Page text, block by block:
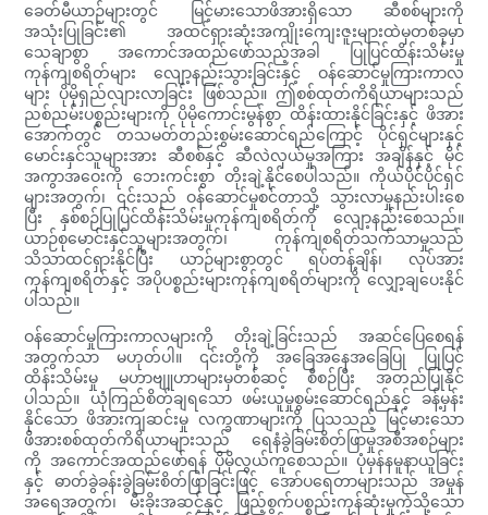
ခေတ်မီယာဉ်များတွင် မြင့်မားသောဖိအားရှိသော ဆီစစ်များကို
အသုံးပြုခြင်း၏ အထင်ရှားဆုံးအကျိုးကျေးဇူးများထဲမှတစ်ခုမှာ
သေချာစွာ အကောင်အထည်ဖော်သည့်အခါ ပြုပြင်ထိန်းသိမ်းမှု
ကုန်ကျစရိတ်များ လျော့နည်းသွားခြင်းနှင့် ဝန်ဆောင်မှုကြားကာလ
များ ပိုမိုရှည်လျားလာခြင်း ဖြစ်သည်။ ဤစစ်ထုတ်ကိရိယာများသည်
ညစ်ညမ်းပစ္စည်းများကို ပိုမိုကောင်းမွန်စွာ ထိန်းထားနိုင်ခြင်းနှင့် ဖိအား
အောက်တွင် တသမတ်တည်းစွမ်းဆောင်ရည်ကြောင့် ပိုင်ရှင်များနှင့်
မောင်းနှင်သူများအား ဆီစစ်နှင့် ဆီလဲလှယ်မှုအကြား အချိန်နှင့် မိုင်
အကွာအဝေးကို ဘေးကင်းစွာ တိုးချဲ့နိုင်စေပါသည်။ ကိုယ်ပိုင်ပိုင်ရှင်
များအတွက်၊ ၎င်းသည် ဝန်ဆောင်မှုစင်တာသို့ သွားလာမှုနည်းပါးစေ
ပြီး နှစ်စဉ်ပြုပြင်ထိန်းသိမ်းမှုကုန်ကျစရိတ်ကို လျော့နည်းစေသည်။
ယာဉ်စုမောင်းနှင်သူများအတွက်၊ ကုန်ကျစရိတ်သက်သာမှုသည်
သိသာထင်ရှားနိုင်ပြီး ယာဉ်များစွာတွင် ရပ်တန့်ချိန်၊ လုပ်အား
ကုန်ကျစရိတ်နှင့် အပိုပစ္စည်းများကုန်ကျစရိတ်များကို လျှော့ချပေးနိုင်
ပါသည်။
ဝန်ဆောင်မှုကြားကာလများကို တိုးချဲ့ခြင်းသည် အဆင်ပြေစေရန်
အတွက်သာ မဟုတ်ပါ။ ၎င်းတို့ကို အခြေအနေအခြေပြု ပြုပြင်
ထိန်းသိမ်းမှု မဟာဗျူဟာများမှတစ်ဆင့် စီစဉ်ပြီး အတည်ပြုနိုင်
ပါသည်။ ယုံကြည်စိတ်ချရသော ဖမ်းယူမှုစွမ်းဆောင်ရည်နှင့် ခန့်မှန်း
နိုင်သော ဖိအားကျဆင်းမှု လက္ခဏာများကို ပြသသည့် မြင့်မားသော
ဖိအားစစ်ထုတ်ကိရိယာများသည် ရေနံခွဲခြမ်းစိတ်ဖြာမှုအစီအစဉ်များ
ကို အကောင်အထည်ဖော်ရန် ပိုမိုလွယ်ကူစေသည်။ ပုံမှန်နမူနာယူခြင်း
နှင့် ဓာတ်ခွဲခန်းခွဲခြမ်းစိတ်ဖြာခြင်းဖြင့် အော်ပရေတာများသည် အမှုန်
အရေအတွက်၊ မီးခိုးအဆင့်နှင့် ဖြည့်စွက်ပစ္စည်းကုန်ဆုံးမှုကဲ့သို့သော